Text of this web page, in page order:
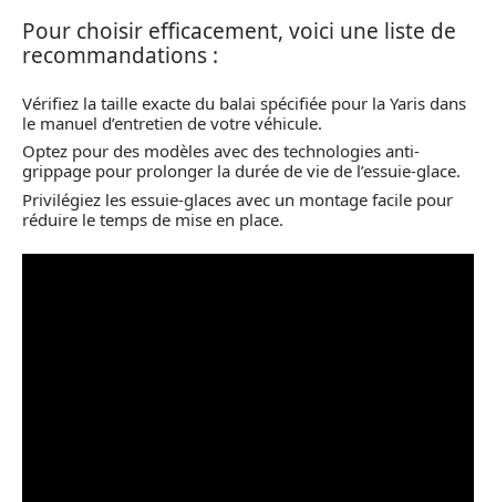
Pour choisir efficacement, voici une liste de
recommandations :
Vérifiez la taille exacte du balai spécifiée pour la Yaris dans
le manuel d’entretien de votre véhicule.
Optez pour des modèles avec des technologies anti-
grippage pour prolonger la durée de vie de l’essuie-glace.
Privilégiez les essuie-glaces avec un montage facile pour
réduire le temps de mise en place.